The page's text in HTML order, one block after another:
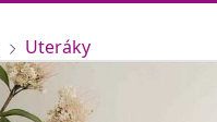
Uteráky